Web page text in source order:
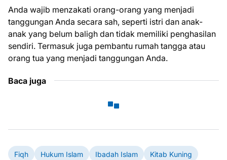
Anda wajib menzakati orang-orang yang menjadi
tanggungan Anda secara sah, seperti istri dan anak-
anak yang belum baligh dan tidak memiliki penghasilan
sendiri. Termasuk juga pembantu rumah tangga atau
orang tua yang menjadi tanggungan Anda.
Baca juga
Fiqh Hukum Islam Ibadah Islam
Kitab Kuning